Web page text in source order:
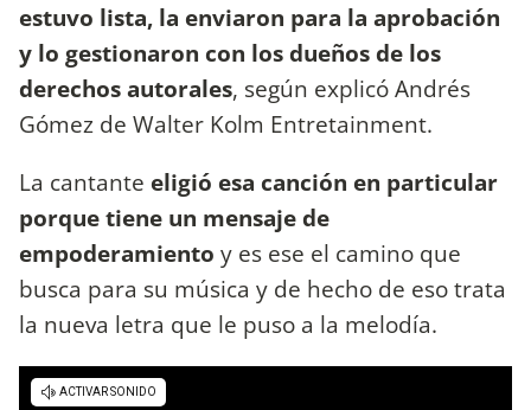
estuvo lista, la enviaron para la aprobación
y lo gestionaron con los dueños de los
derechos autorales, según explicó Andrés
Gómez de Walter Kolm Entretainment.
La cantante eligió esa canción en particular
porque tiene un mensaje de
empoderamiento y es ese el camino que
busca para su música y de hecho de eso trata
la nueva letra que le puso a la melodía.